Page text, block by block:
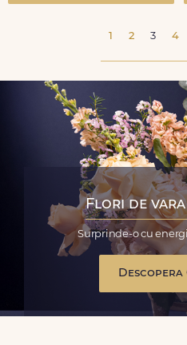
1 2 3 4
Flori de
Surprinde-o cu
Descopera